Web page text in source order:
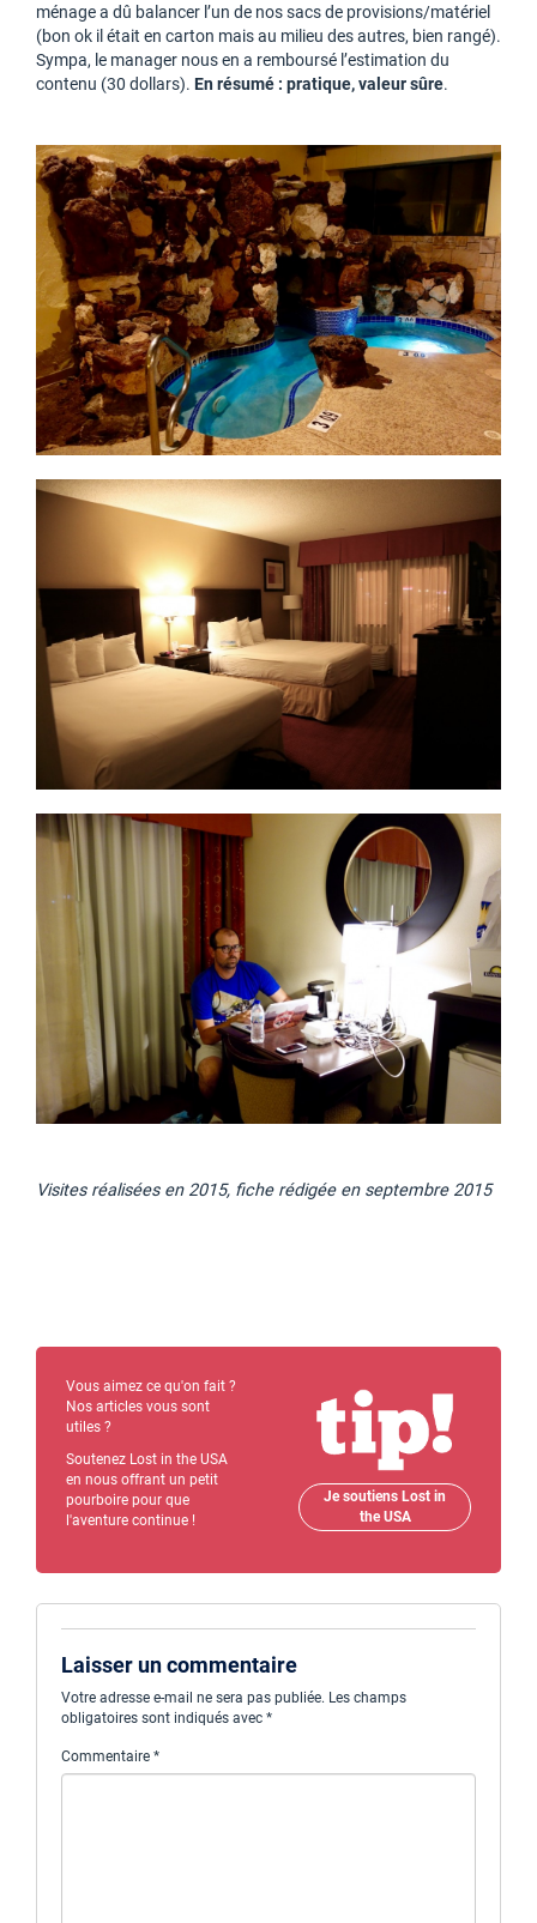
ménage a dû balancer l’un de nos sacs de provisions/matériel
(bon ok il était en carton mais au milieu des autres, bien rangé).
Sympa, le manager nous en a remboursé l’estimation du
contenu (30 dollars). En résumé : pratique, valeur sûre.
Visites réalisées en 2015, fiche rédigée en septembre 2015
Vous aimez ce qu'on fait ?
Nos articles vous sont
utiles ?
Soutenez Lost in the USA
en nous offrant un petit
pourboire pour que
l'aventure continue !
Je soutiens Lost in
the USA
Laisser un commentaire
Votre adresse e-mail ne sera pas publiée. Les champs
obligatoires sont indiqués avec *
Commentaire *